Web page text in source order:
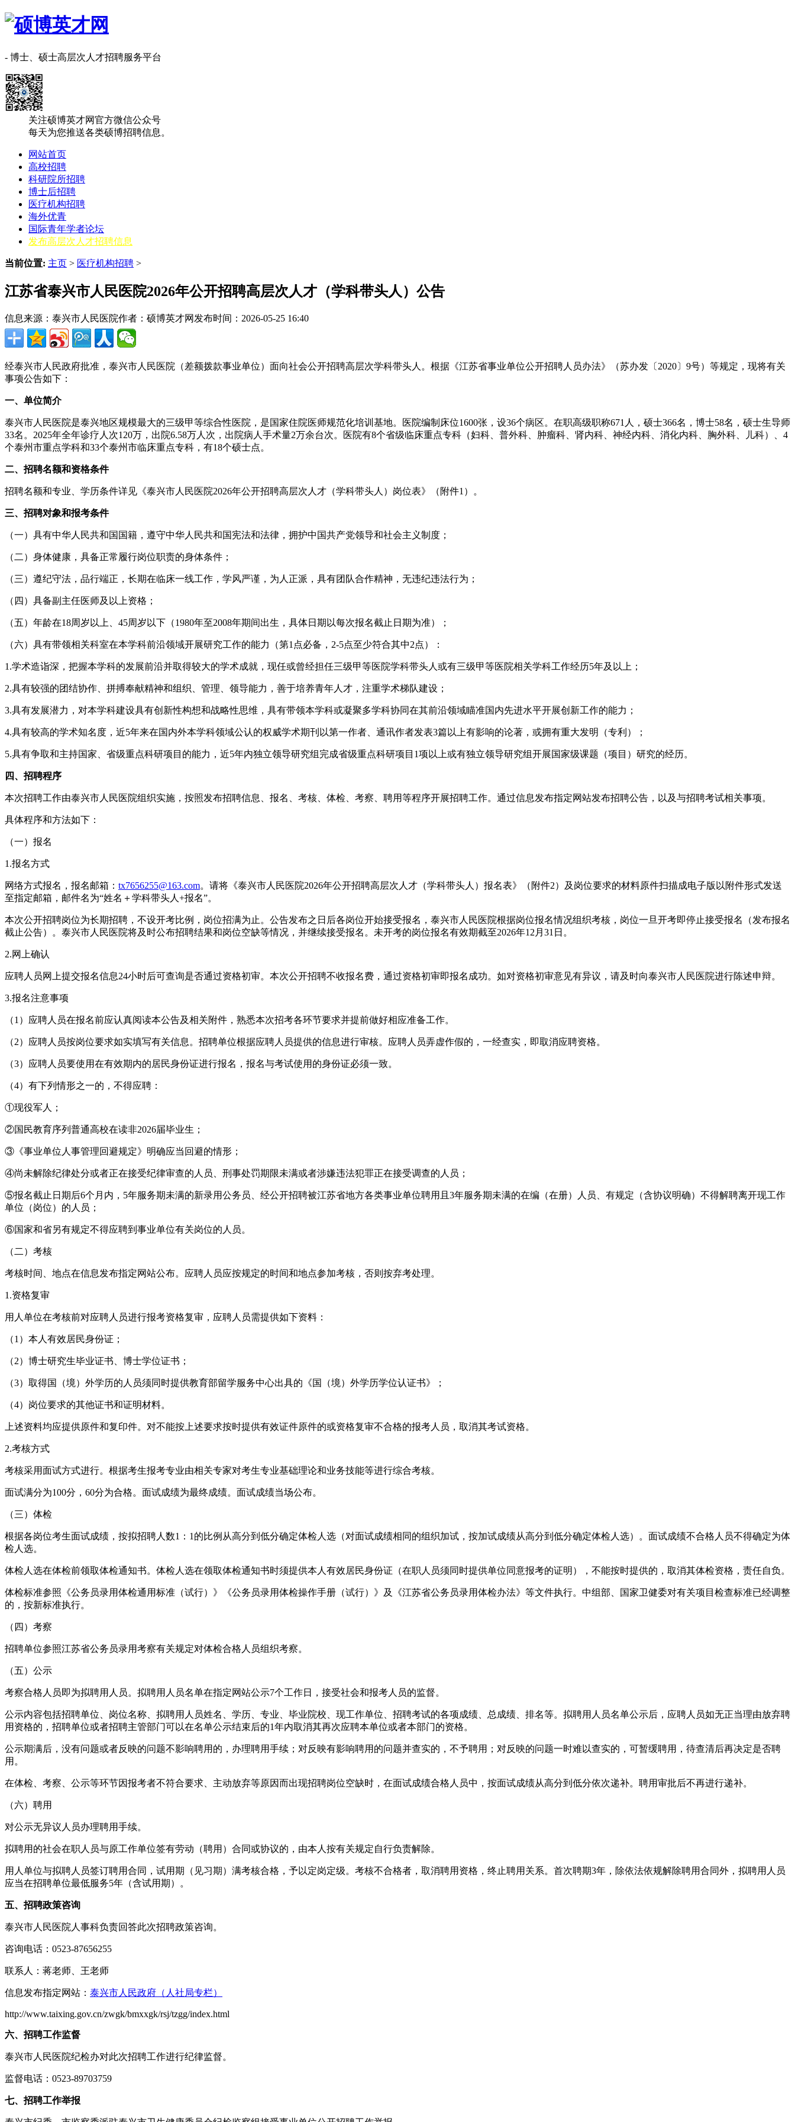
- 博士、硕士高层次人才招聘服务平台
关注硕博英才网官方微信公众号
每天为您推送各类硕博招聘信息。
网站首页
高校招聘
科研院所招聘
博士后招聘
医疗机构招聘
海外优青
国际青年学者论坛
发布高层次人才招聘信息
当前位置: 主页 > 医疗机构招聘 >
江苏省泰兴市人民医院2026年公开招聘高层次人才（学科带头人）公告
信息来源：泰兴市人民医院作者：硕博英才网 发布时间：2026-05-25 16:40
经泰兴市人民政府批准，泰兴市人民医院（差额拨款事业单位）面向社会公开招聘高层次学科带头人。根据《江苏省事业单位公开招聘人员办法》（苏办发〔2020〕9号）等规定，现将有关
事项公告如下：
一、单位简介
泰兴市人民医院是泰兴地区规模最大的三级甲等综合性医院，是国家住院医师规范化培训基地。医院编制床位1600张，设36个病区。在职高级职称671人，硕士366名，博士58名，硕士生导师
33名。2025年全年诊疗人次120万，出院6.58万人次，出院病人手术量2万余台次。医院有8个省级临床重点专科（妇科、普外科、肿瘤科、肾内科、神经内科、消化内科、胸外科、儿科）、4
个泰州市重点学科和33个泰州市临床重点专科，有18个硕士点。
二、招聘名额和资格条件
招聘名额和专业、学历条件详见《泰兴市人民医院2026年公开招聘高层次人才（学科带头人）岗位表》（附件1）。
三、招聘对象和报考条件
（一）具有中华人民共和国国籍，遵守中华人民共和国宪法和法律，拥护中国共产党领导和社会主义制度；
（二）身体健康，具备正常履行岗位职责的身体条件；
（三）遵纪守法，品行端正，长期在临床一线工作，学风严谨，为人正派，具有团队合作精神，无违纪违法行为；
（四）具备副主任医师及以上资格；
（五）年龄在18周岁以上、45周岁以下（1980年至2008年期间出生，具体日期以每次报名截止日期为准）；
（六）具有带领相关科室在本学科前沿领域开展研究工作的能力（第1点必备，2-5点至少符合其中2点）：
1.学术造诣深，把握本学科的发展前沿并取得较大的学术成就，现任或曾经担任三级甲等医院学科带头人或有三级甲等医院相关学科工作经历5年及以上；
2.具有较强的团结协作、拼搏奉献精神和组织、管理、领导能力，善于培养青年人才，注重学术梯队建设；
3.具有发展潜力，对本学科建设具有创新性构想和战略性思维，具有带领本学科或凝聚多学科协同在其前沿领域瞄准国内先进水平开展创新工作的能力；
4.具有较高的学术知名度，近5年来在国内外本学科领域公认的权威学术期刊以第一作者、通讯作者发表3篇以上有影响的论著，或拥有重大发明（专利）；
5.具有争取和主持国家、省级重点科研项目的能力，近5年内独立领导研究组完成省级重点科研项目1项以上或有独立领导研究组开展国家级课题（项目）研究的经历。
四、招聘程序
本次招聘工作由泰兴市人民医院组织实施，按照发布招聘信息、报名、考核、体检、考察、聘用等程序开展招聘工作。通过信息发布指定网站发布招聘公告，以及与招聘考试相关事项。
具体程序和方法如下：
（一）报名
1.报名方式
网络方式报名，报名邮箱： tx7656255@163.com。请将《泰兴市人民医院2026年公开招聘高层次人才（学科带头人）报名表》（附件2）及岗位要求的材料原件扫描成电子版以附件形式发送
至指定邮箱，邮件名为“姓名＋学科带头人+报名”。
本次公开招聘岗位为长期招聘，不设开考比例，岗位招满为止。公告发布之日后各岗位开始接受报名，泰兴市人民医院根据岗位报名情况组织考核，岗位一旦开考即停止接受报名（发布报名
截止公告）。泰兴市人民医院将及时公布招聘结果和岗位空缺等情况，并继续接受报名。未开考的岗位报名有效期截至2026年12月31日。
2.网上确认
应聘人员网上提交报名信息24小时后可查询是否通过资格初审。本次公开招聘不收报名费，通过资格初审即报名成功。如对资格初审意见有异议，请及时向泰兴市人民医院进行陈述申辩。
3.报名注意事项
（1）应聘人员在报名前应认真阅读本公告及相关附件，熟悉本次招考各环节要求并提前做好相应准备工作。
（2）应聘人员按岗位要求如实填写有关信息。招聘单位根据应聘人员提供的信息进行审核。应聘人员弄虚作假的，一经查实，即取消应聘资格。
（3）应聘人员要使用在有效期内的居民身份证进行报名，报名与考试使用的身份证必须一致。
（4）有下列情形之一的，不得应聘：
①现役军人；
②国民教育序列普通高校在读非2026届毕业生；
③《事业单位人事管理回避规定》明确应当回避的情形；
④尚未解除纪律处分或者正在接受纪律审查的人员、刑事处罚期限未满或者涉嫌违法犯罪正在接受调查的人员；
⑤报名截止日期后6个月内，5年服务期未满的新录用公务员、经公开招聘被江苏省地方各类事业单位聘用且3年服务期未满的在编（在册）人员、有规定（含协议明确）不得解聘离开现工作
单位（岗位）的人员；
⑥国家和省另有规定不得应聘到事业单位有关岗位的人员。
（二）考核
考核时间、地点在信息发布指定网站公布。应聘人员应按规定的时间和地点参加考核，否则按弃考处理。
1.资格复审
用人单位在考核前对应聘人员进行报考资格复审，应聘人员需提供如下资料：
（1）本人有效居民身份证；
（2）博士研究生毕业证书、博士学位证书；
（3）取得国（境）外学历的人员须同时提供教育部留学服务中心出具的《国（境）外学历学位认证书》；
（4）岗位要求的其他证书和证明材料。
上述资料均应提供原件和复印件。对不能按上述要求按时提供有效证件原件的或资格复审不合格的报考人员，取消其考试资格。
2.考核方式
考核采用面试方式进行。根据考生报考专业由相关专家对考生专业基础理论和业务技能等进行综合考核。
面试满分为100分，60分为合格。面试成绩为最终成绩。面试成绩当场公布。
（三）体检
根据各岗位考生面试成绩，按拟招聘人数1：1的比例从高分到低分确定体检人选（对面试成绩相同的组织加试，按加试成绩从高分到低分确定体检人选）。面试成绩不合格人员不得确定为体
检人选。
体检人选在体检前领取体检通知书。体检人选在领取体检通知书时须提供本人有效居民身份证（在职人员须同时提供单位同意报考的证明），不能按时提供的，取消其体检资格，责任自负。
体检标准参照《公务员录用体检通用标准（试行）》《公务员录用体检操作手册（试行）》及《江苏省公务员录用体检办法》等文件执行。中组部、国家卫健委对有关项目检查标准已经调整
的，按新标准执行。
（四）考察
招聘单位参照江苏省公务员录用考察有关规定对体检合格人员组织考察。
（五）公示
考察合格人员即为拟聘用人员。拟聘用人员名单在指定网站公示7个工作日，接受社会和报考人员的监督。
公示内容包括招聘单位、岗位名称、拟聘用人员姓名、学历、专业、毕业院校、现工作单位、招聘考试的各项成绩、总成绩、排名等。拟聘用人员名单公示后，应聘人员如无正当理由放弃聘
用资格的，招聘单位或者招聘主管部门可以在名单公示结束后的1年内取消其再次应聘本单位或者本部门的资格。
公示期满后，没有问题或者反映的问题不影响聘用的，办理聘用手续；对反映有影响聘用的问题并查实的，不予聘用；对反映的问题一时难以查实的，可暂缓聘用，待查清后再决定是否聘
用。
在体检、考察、公示等环节因报考者不符合要求、主动放弃等原因而出现招聘岗位空缺时，在面试成绩合格人员中，按面试成绩从高分到低分依次递补。聘用审批后不再进行递补。
（六）聘用
对公示无异议人员办理聘用手续。
拟聘用的社会在职人员与原工作单位签有劳动（聘用）合同或协议的，由本人按有关规定自行负责解除。
用人单位与拟聘人员签订聘用合同，试用期（见习期）满考核合格，予以定岗定级。考核不合格者，取消聘用资格，终止聘用关系。首次聘期3年，除依法依规解除聘用合同外，拟聘用人员
应当在招聘单位最低服务5年（含试用期）。
五、招聘政策咨询
泰兴市人民医院人事科负责回答此次招聘政策咨询。
咨询电话：0523-87656255
联系人：蒋老师、王老师
信息发布指定网站： 泰兴市人民政府（人社局专栏）
http://www.taixing.gov.cn/zwgk/bmxxgk/rsj/tzgg/index.html
六、招聘工作监督
泰兴市人民医院纪检办对此次招聘工作进行纪律监督。
监督电话：0523-89703759
七、招聘工作举报